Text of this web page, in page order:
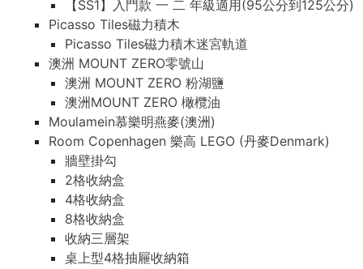
【SS1】入門款 一 二 年級適用(95公分到125公分)
Picasso Tiles磁力積木
Picasso Tiles磁力積木迷宮軌道
澳洲 MOUNT ZERO零號山
澳洲 MOUNT ZERO 粉湖鹽
澳洲MOUNT ZERO 橄欖油
Moulamein慕樂明燕麥(澳洲)
Room Copenhagen 樂高 LEGO (丹麥Denmark)
牆壁掛勾
2格收納盒
4格收納盒
8格收納盒
收納三層架
桌上型4格抽屜收納箱